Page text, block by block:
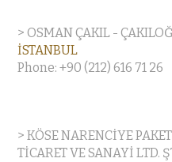
> OSMAN ÇAKIL -
İSTANBUL
Phone: +90 (212) 616 71 26
> KÖSE NARENCİYE
TİCARET VE SANAYİ LTD.